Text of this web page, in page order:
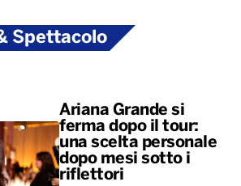
Spettacolo
Ariana Grande si
ferma dopo il tour:
una scelta personale
dopo mesi sotto i
riflettori